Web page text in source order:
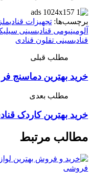
برچسب‌ها: تجهیزات قنادی
آلومینیومی قنادیسینی
قنادیسینی تفلون قنادی
مطلب قبلی
خرید بهترین دماسنج
مطلب بعدی
خرید بهترین کاردک
مطالب مرتبط